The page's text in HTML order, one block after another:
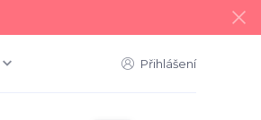
Přihlášení